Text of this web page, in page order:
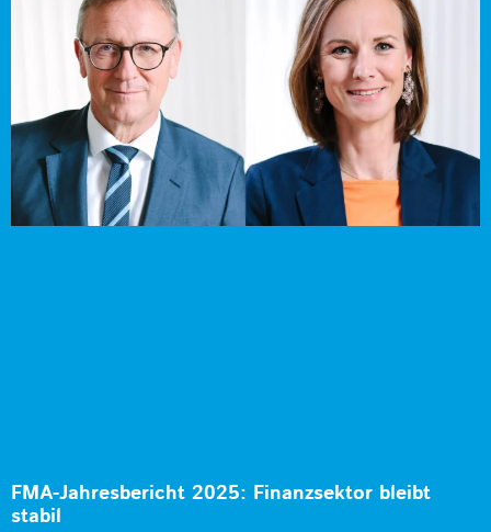
FMA-Jahresbericht 2025: Finanzsektor bleibt
stabil